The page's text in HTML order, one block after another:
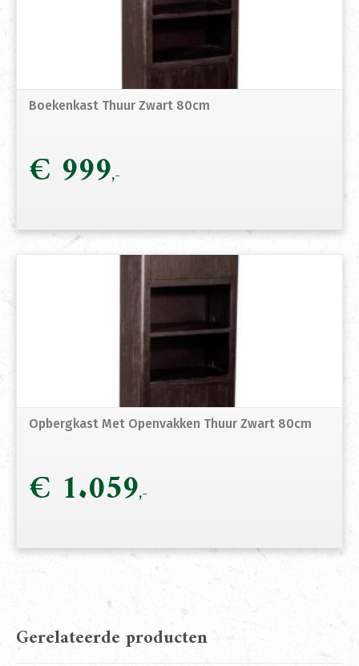
Boekenkast Thuur Zwart 80cm
€ 999
Opbergkast Met Openvakken Thuur Zwart 80cm
€ 1.059
Gerelateerde producten